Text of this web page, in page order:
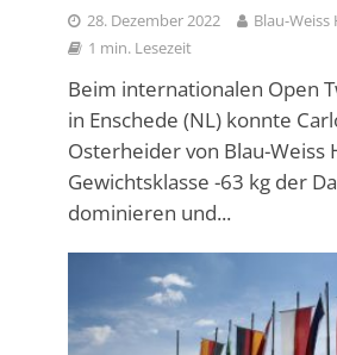
28. Dezember 2022
Blau-Weiss
1 min. Lesezeit
Beim internationalen Open
in Enschede (NL) konnte
Osterheider von Blau-Weiss
Gewichtsklasse -63 kg der
dominieren und...